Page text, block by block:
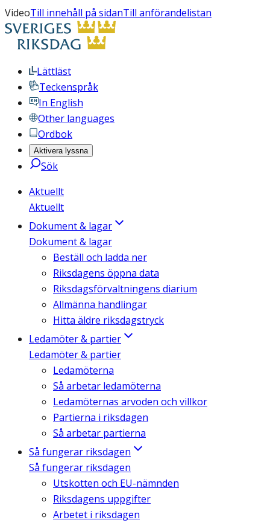
VideoTill innehåll på sidanTill anförandelistan
Lättläst
Teckenspråk
In English
Other languages
Ordbok
Aktivera lyssna
Sök
Aktuellt
Aktuellt
Dokument & lagar
Dokument & lagar
Beställ och ladda ner
Riksdagens öppna data
Riksdagsförvaltningens diarium
Allmänna handlingar
Hitta äldre riksdagstryck
Ledamöter & partier
Ledamöter & partier
Ledamöterna
Så arbetar ledamöterna
Ledamöternas arvoden och villkor
Partierna i riksdagen
Så arbetar partierna
Så fungerar riksdagen
Så fungerar riksdagen
Utskotten och EU-nämnden
Riksdagens uppgifter
Arbetet i riksdagen